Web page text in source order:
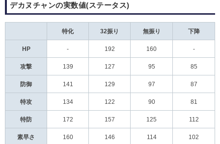
デカヌチャンの実数値(ステータス)
特化 32振り 無振り 下降
HP - 192 160 -
攻撃 139 127 95 85
防御 141 129 97 87
特攻 134 122 90 81
特防 172 157 125 112
素早さ 160 146 114 102